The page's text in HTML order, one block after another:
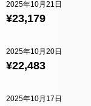
¥23,179
2025年10月21日
¥22,483
2025年10月20日
2025年10月17日